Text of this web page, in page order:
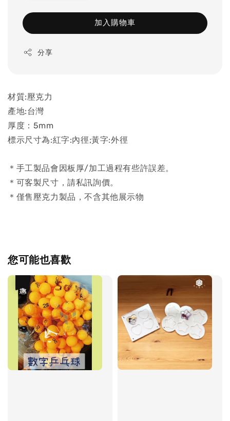
加入購物車
分享
材質:壓克力
產地:台灣
厚度：5mm
標示尺寸為:紅字:內徑;黃字:外徑
＊手工製品會因板厚/加工過程有些許誤差。
＊可客製尺寸，請私訊詢價。
＊僅售壓克力製品，不含其他展示物
您可能也喜歡